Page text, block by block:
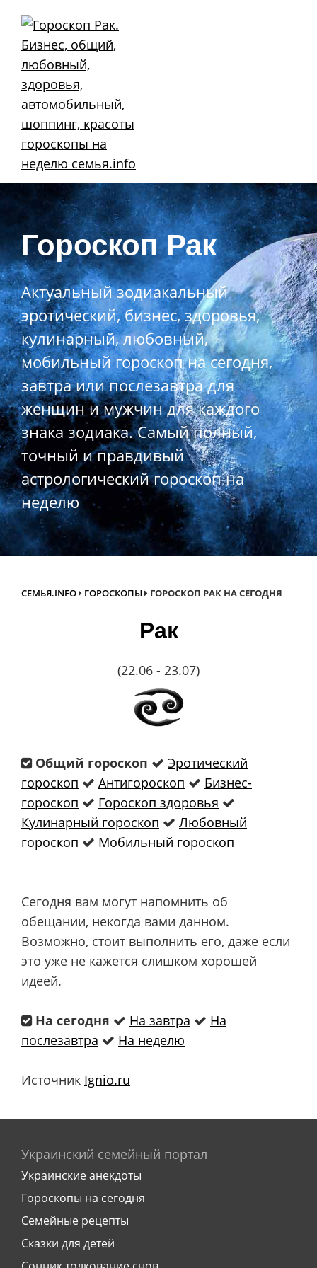
content
Гороскоп Рак
Актуальный зодиакальный
эротический, бизнес, здоровья,
кулинарный, любовный,
мобильный гороскоп на сегодня,
завтра или послезавтра для
женщин и мужчин для каждого
знака зодиака. Самый полный,
точный и правдивый
астрологический гороскоп на
неделю
СЕМЬЯ.INFO ГОРОСКОПЫ ГОРОСКОП РАК НА СЕГОДНЯ
Рак
(22.06 - 23.07)
Общий гороскоп
Эротический
гороскоп
Антигороскоп
Бизнес-
гороскоп
Гороскоп здоровья
Кулинарный гороскоп
Любовный
гороскоп
Мобильный гороскоп
Сегодня вам могут напомнить об
обещании, некогда вами данном.
Возможно, стоит выполнить его, даже если
это уже не кажется слишком хорошей
идеей.
На сегодня На завтра
На
послезавтра
На неделю
Источник Ignio.ru
Украинский семейный портал
Украинские анекдоты
Гороскопы на сегодня
Семейные рецепты
Сказки для детей